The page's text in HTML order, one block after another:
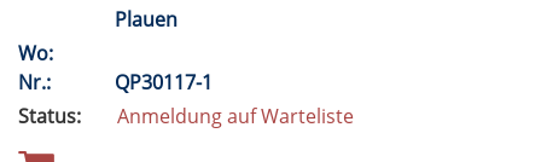
Plauen
Wo:
Nr.:
QP30117-1
Status:
Anmeldung auf Warteliste